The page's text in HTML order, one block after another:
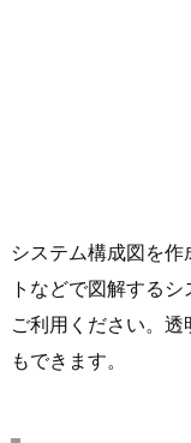
システム構成図を
トなどで図解する
ご利用ください。
もできます。